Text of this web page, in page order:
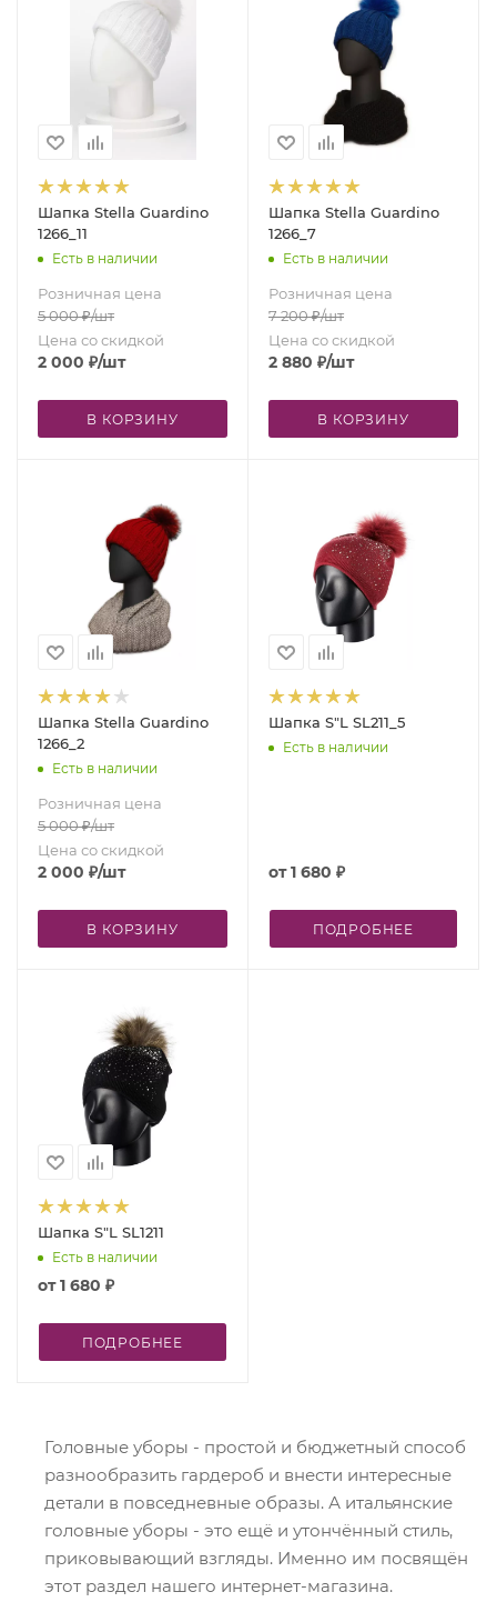
Шапка Stella Guardino
1266_11
Есть в наличии
Розничная цена
5 000₽/шт
Цена со скидкой
2 000 ₽/шт
В КОРЗИНУ
Шапка Stella Guardino
1266_7
Есть в наличии
Розничная цена
7 200₽/шт
Цена со скидкой
2 880 ₽/шт
В КОРЗИНУ
Шапка Stella Guardino
1266_2
Есть в наличии
Розничная цена
5 000₽/шт
Цена со скидкой
2 000 ₽/шт
В КОРЗИНУ
Шапка S"L SL211_5
Есть в наличии
от1 680 ₽
ПОДРОБНЕЕ
Шапка S"L SL1211
Есть в наличии
от1 680 ₽
ПОДРОБНЕЕ
Головные уборы - простой и бюджетный способ
разнообразить гардероб и внести интересные
детали в повседневные образы. А итальянские
головные уборы - это ещё и утончённый стиль,
приковывающий взгляды. Именно им посвящён
этот раздел нашего интернет-магазина.